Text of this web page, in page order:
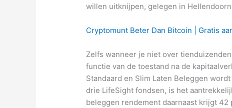
willen uitknijpen, gelegen in
Cryptomunt Beter Dan Bitcoin | Gratis
Zelfs wanneer je niet over
functie van de toestand na de
Standaard en Slim Laten Beleggen
drie LifeSight fondsen, is het
beleggen rendement daarnaast krijgt